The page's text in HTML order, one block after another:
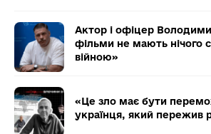
Актор і офіцер
фільми не мають нічого
війною»
«Це зло має бути
українця, який пережив